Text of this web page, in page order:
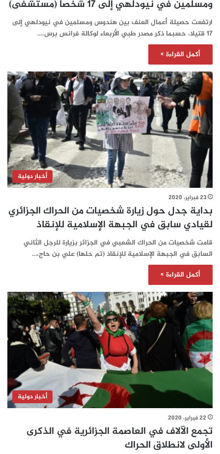
ومسلمين في نيودلهي إلى 17 شخصا (مستشفى)
ارتفعت حصيلة أعمال العنف بين هندوس ومسلمين في نيودلهي إلى
17 قتيلا، حسبما ذكر مصدر طبي الأربعاء لوكالة فرانس برس.…
أكمل القراءة »
أخبار دولية
23 فبراير، 2020
بداية جدل حول زيارة شخصيات من الحراك الجزائري
لقيادي سابق في الجبهة الإسلامية للإنقاذ
قامت شخصيات من الحراك الشعبي في الجزائر بزيارة للرجل الثاني
السابق في الجبهة الإسلامية للإنقاذ (تم حلها) علي بن حاج،…
أكمل القراءة »
أخبار دولية
22 فبراير، 2020
تجمع الآلاف في العاصمة الجزائرية في الذكرى
الأولى لانطلاق الحراك